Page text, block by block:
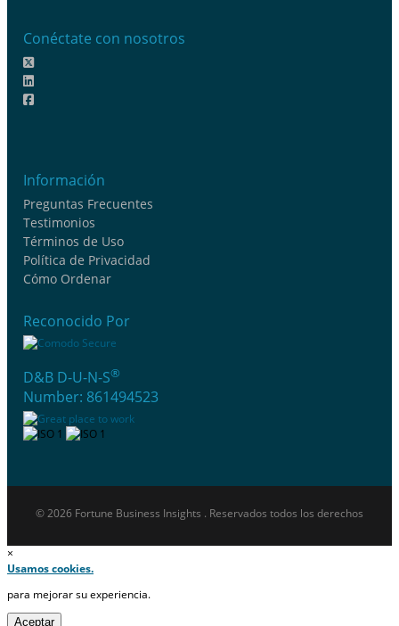
Conéctate con nosotros
Información
Preguntas Frecuentes
Testimonios
Términos de Uso
Política de Privacidad
Cómo Ordenar
Reconocido Por
D&B D-U-N-S®
Number: 861494523
© 2026 Fortune Business Insights . Reservados todos los derechos
×
Usamos cookies.
para mejorar su experiencia.
Aceptar